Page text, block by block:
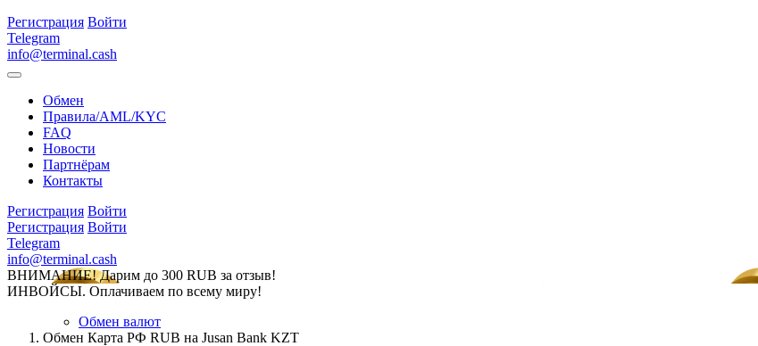
Регистрация Войти
Telegram
info@terminal.cash
Обмен
Правила/AML/KYC
FAQ
Новости
Партнёрам
Контакты
Регистрация Войти
Регистрация Войти
Telegram
info@terminal.cash
ВНИМАНИЕ! Дарим до 300 RUB за отзыв!
ИНВОЙСЫ. Оплачиваем по всему миру!
Обмен валют
Обмен Карта РФ RUB на Jusan Bank KZT